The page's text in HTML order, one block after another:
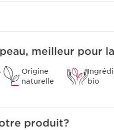
meilleur pour
Origine
naturelle
bio
produit?